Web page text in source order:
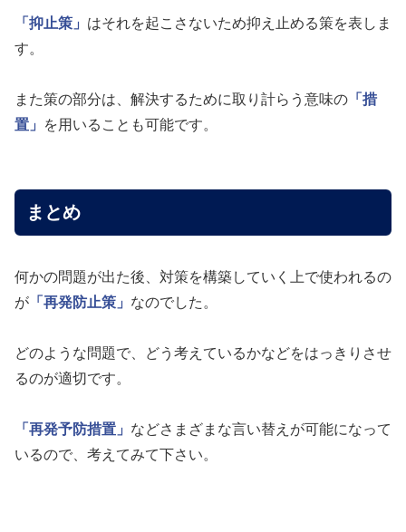
「抑止策」 はそれを起こさないため抑え止める策を表しま
す。
また策の部分は、解決するために取り計らう意味の 「措
置」
を用いることも可能です。
まとめ
何かの問題が出た後、対策を構築していく上で使われるの
が 「再発防止策」 なのでした。
どのような問題で、どう考えているかなどをはっきりさせ
るのが適切です。
「再発予防措置」 などさまざまな言い替えが可能になって
いるので、考えてみて下さい。